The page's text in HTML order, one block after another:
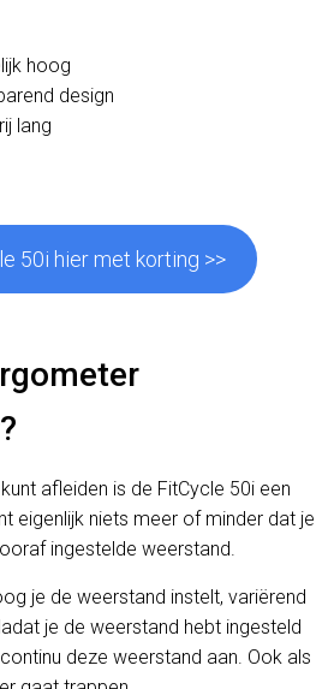
hoog
design
lang
50i hier met korting >>
afleiden is de FitCycle 50i een
eigenlijk niets meer of minder dat je
ingestelde weerstand.
je de weerstand instelt, variërend
je de weerstand hebt ingesteld
deze weerstand aan. Ook als